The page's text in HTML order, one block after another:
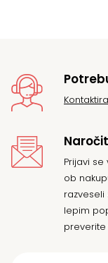
Prijavi
ob
lepim
preverite